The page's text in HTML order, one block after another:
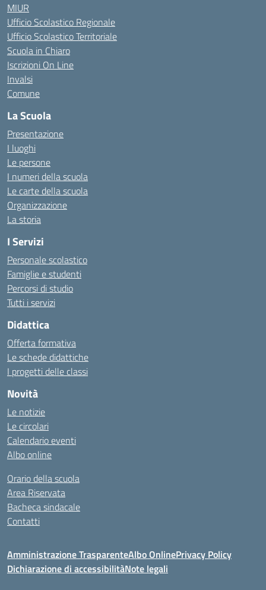
MIUR
Ufficio Scolastico Regionale
Ufficio Scolastico Territoriale
Scuola in Chiaro
Iscrizioni On Line
Invalsi
Comune
La Scuola
Presentazione
I luoghi
Le persone
I numeri della scuola
Le carte della scuola
Organizzazione
La storia
I Servizi
Personale scolastico
Famiglie e studenti
Percorsi di studio
Tutti i servizi
Didattica
Offerta formativa
Le schede didattiche
I progetti delle classi
Novità
Le notizie
Le circolari
Calendario eventi
Albo online
Orario della scuola
Area Riservata
Bacheca sindacale
Contatti
Amministrazione TrasparenteAlbo OnlinePrivacy Policy
Dichiarazione di accessibilitàNote legali